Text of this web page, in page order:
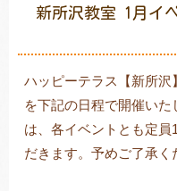
トレキ
新所沢教室 1月イ
ハッピーテラス【新所沢
を下記の日程で開催い
は、各イベントとも定員
だきます。予めご了承く